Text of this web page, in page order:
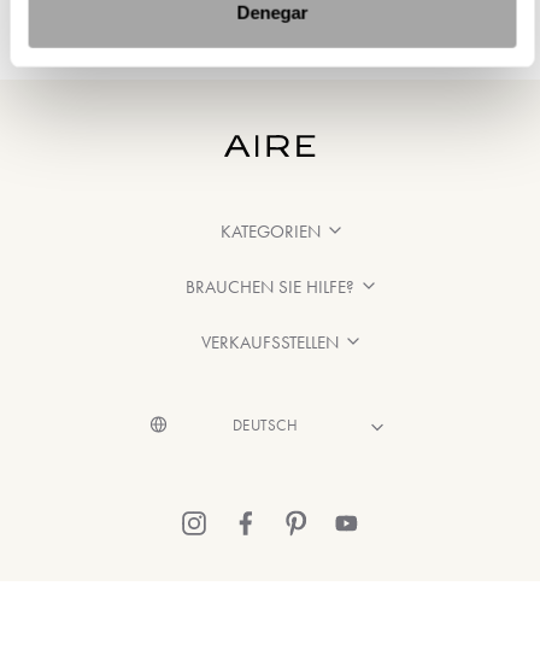
Denegar
KATEGORIEN
BRAUCHEN SIE HILFE?
VERKAUFSSTELLEN